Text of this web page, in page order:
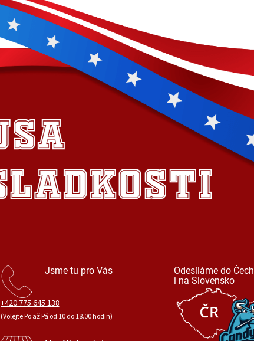
Jsme tu pro Vás
+420 775 645 138
(Volejte Po až Pá od 10 do 18.00 hodin)
Odesíláme do Čech
i na Slovensko